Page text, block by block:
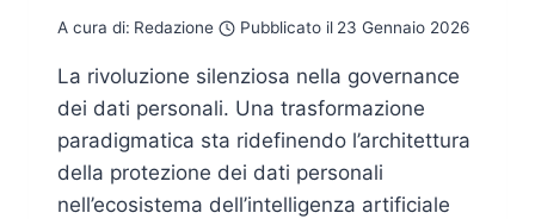
A cura di: Redazione Pubblicato il 23 Gennaio 2026
La rivoluzione silenziosa nella governance
dei dati personali. Una trasformazione
paradigmatica sta ridefinendo l’architettura
della protezione dei dati personali
nell’ecosistema dell’intelligenza artificiale